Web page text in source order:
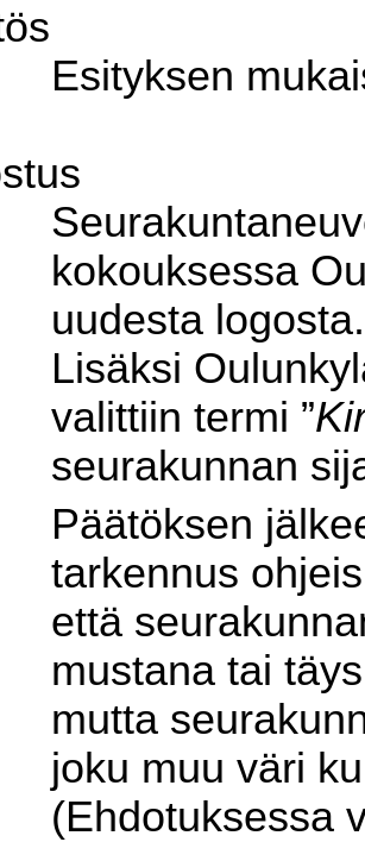
Esityksen
kokouksessa
uudesta
Lisäksi
valittiin termi ”
seurakunnan
Päätöksen
tarkennus
että
mustana tai
mutta
joku muu väri
(Ehdotuksessa